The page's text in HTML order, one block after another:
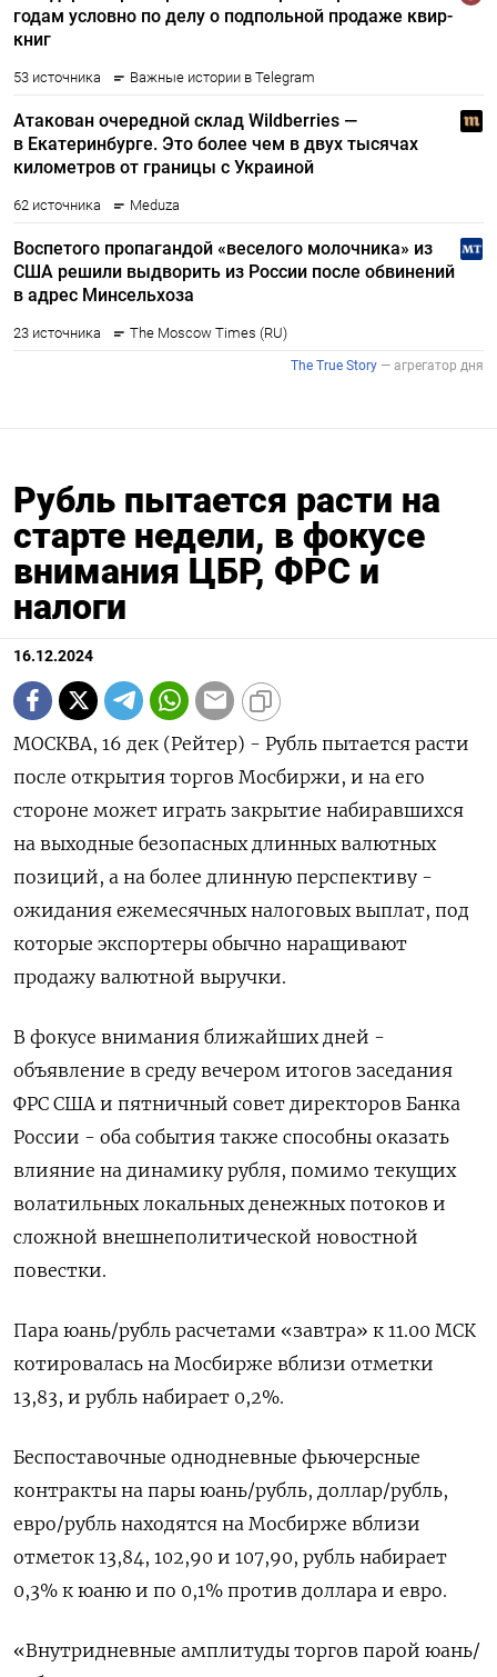
Рубль пытается расти на
старте недели, в фокусе
внимания ЦБР, ФРС и
налоги
16.12.2024
МОСКВА, 16 дек (Рейтер) - Рубль пытается расти
после открытия торгов Мосбиржи, и на его
стороне может играть закрытие набиравшихся
на выходные безопасных длинных валютных
позиций, а на более длинную перспективу -
ожидания ежемесячных налоговых выплат, под
которые экспортеры обычно наращивают
продажу валютной выручки.
В фокусе внимания ближайших дней -
объявление в среду вечером итогов заседания
ФРС США и пятничный совет директоров Банка
России - оба события также способны оказать
влияние на динамику рубля, помимо текущих
волатильных локальных денежных потоков и
сложной внешнеполитической новостной
повестки.
Пара юань/рубль расчетами «завтра» к 11.00 МСК
котировалась на Мосбирже вблизи отметки
13,83, и рубль набирает 0,2%.
Беспоставочные однодневные фьючерсные
контракты на пары юань/рубль, доллар/рубль,
евро/рубль находятся на Мосбирже вблизи
отметок 13,84, 102,90 и 107,90, рубль набирает
0,3% к юаню и по 0,1% против доллара и евро.
«Внутридневные амплитуды торгов парой юань/